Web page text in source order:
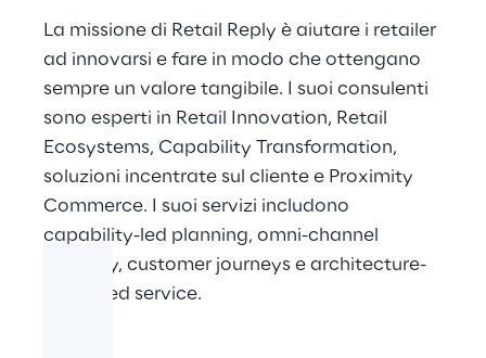
La missione di Retail Reply è aiutare i retailer
ad innovarsi e fare in modo che ottengano
sempre un valore tangibile. I suoi consulenti
sono esperti in Retail Innovation, Retail
Ecosystems, Capability Transformation,
soluzioni incentrate sul cliente e Proximity
Commerce. I suoi servizi includono
capability-led planning, omni-channel
strategy, customer journeys e architecture-
managed service.